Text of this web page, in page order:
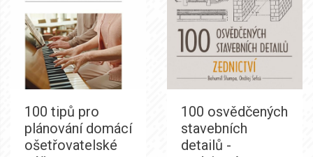
100 tipů pro
plánování domácí
ošetřovatelské
100 osvědčených
stavebních
detailů -